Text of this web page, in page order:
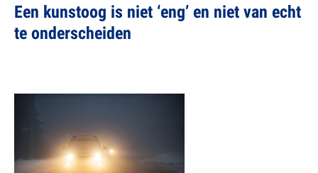
Een kunstoog is niet ‘eng’ en niet van echt
te onderscheiden